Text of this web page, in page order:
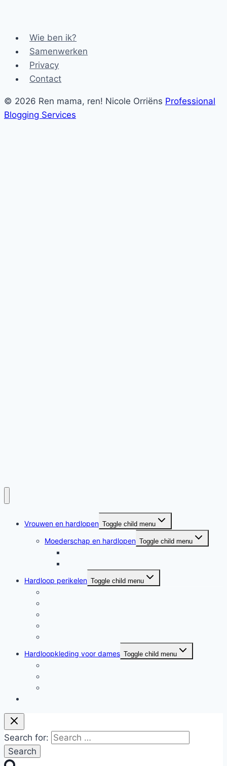
Wie ben ik?
Samenwerken
Privacy
Contact
© 2026 Ren mama, ren! Nicole Orriëns Professional
Blogging Services
Vrouwen en hardlopen Toggle child menu
Moederschap en hardlopen Toggle child menu
Hardloop perikelen Toggle child menu
Hardloopkleding voor dames Toggle child menu
Search for: